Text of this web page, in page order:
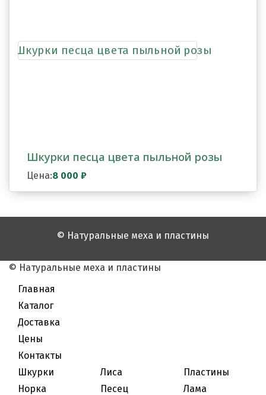
Шкурки песца цвета пыльной розы
Цена:8 000 ₽
© Натуральные меха и пластины
© Натуральные меха и пластины
Главная
Каталог
Доставка
Цены
Контакты
Шкурки
Норка
Лиса
Песец
Пластины
Лама